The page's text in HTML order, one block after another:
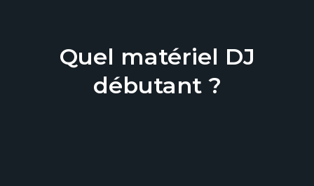
Quel matériel DJ
débutant ?